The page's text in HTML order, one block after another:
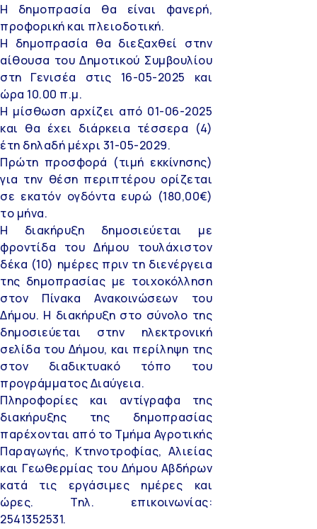
Η δημοπρασία θα είναι φανερή,
προφορική και πλειοδοτική.
Η δημοπρασία θα διεξαχθεί στην
αίθουσα του Δημοτικού Συμβουλίου
στη Γενισέα στις 16-05-2025 και
ώρα 10.00 π.μ.
Η μίσθωση αρχίζει από 01-06-2025
και θα έχει διάρκεια τέσσερα (4)
έτη δηλαδή μέχρι 31-05-2029.
Πρώτη προσφορά (τιμή εκκίνησης)
για την θέση περιπτέρου ορίζεται
σε εκατόν ογδόντα ευρώ (180,00€)
το μήνα.
Η διακήρυξη δημοσιεύεται με
φροντίδα του Δήμου τουλάχιστον
δέκα (10) ημέρες πριν τη διενέργεια
της δημοπρασίας με τοιχοκόλληση
στον Πίνακα Ανακοινώσεων του
Δήμου. Η διακήρυξη στο σύνολο της
δημοσιεύεται στην ηλεκτρονική
σελίδα του Δήμου, και περίληψη της
στον διαδικτυακό τόπο του
προγράμματος Διαύγεια.
Πληροφορίες και αντίγραφα της
διακήρυξης της δημοπρασίας
παρέχονται από το Τμήμα Αγροτικής
Παραγωγής, Κτηνοτροφίας, Αλιείας
και Γεωθερμίας του Δήμου Αβδήρων
κατά τις εργάσιμες ημέρες και
ώρες. Τηλ. επικοινωνίας:
2541352531.